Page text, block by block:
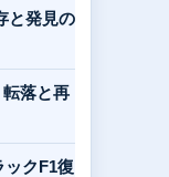
と発見の
落と再
ックF1復